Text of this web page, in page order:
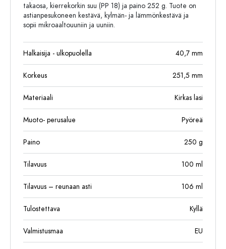
takaosa, kierrekorkin suu (PP 18) ja paino 252 g. Tuote on
astianpesukoneen kestävä, kylmän- ja lämmönkestävä ja
sopii mikroaaltouuniin ja uuniin.
Halkaisija - ulkopuolella 40,7 mm
Korkeus 251,5 mm
Materiaali Kirkas lasi
Muoto- perusalue Pyöreä
Paino 250 g
Tilavuus 100 ml
Tilavuus – reunaan asti 106 ml
Tulostettava Kyllä
Valmistusmaa EU